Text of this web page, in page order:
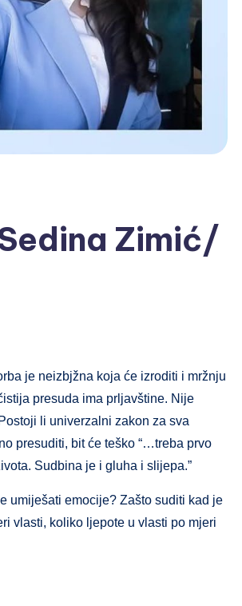
Zimić/
je neizbjžna koja će izroditi i mržnju
presuda ima prljavštine. Nije
li univerzalni zakon za sva
presuditi, bit će teško “…treba prvo
Sudbina je i gluha i slijepa.”
umiješati emocije? Zašto suditi kad je
vlasti, koliko ljepote u vlasti po mjeri